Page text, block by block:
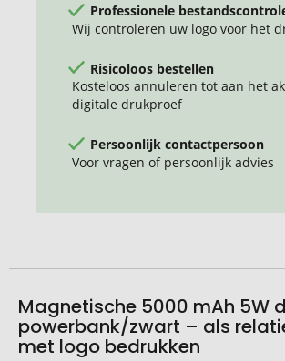
Professionele
Wij controleren uw logo voor het
Risicoloos bestellen
Kosteloos annuleren tot aan het
digitale drukproef
Persoonlijk contactpersoon
Voor vragen of persoonlijk advies
Magnetische 5000 mAh 5W
powerbank/zwart – als
met logo bedrukken